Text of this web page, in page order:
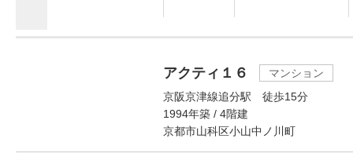
アクティ１６
マンション
京阪京津線追分駅 徒歩15分
1994年築 / 4階建
京都市山科区小山中ノ川町